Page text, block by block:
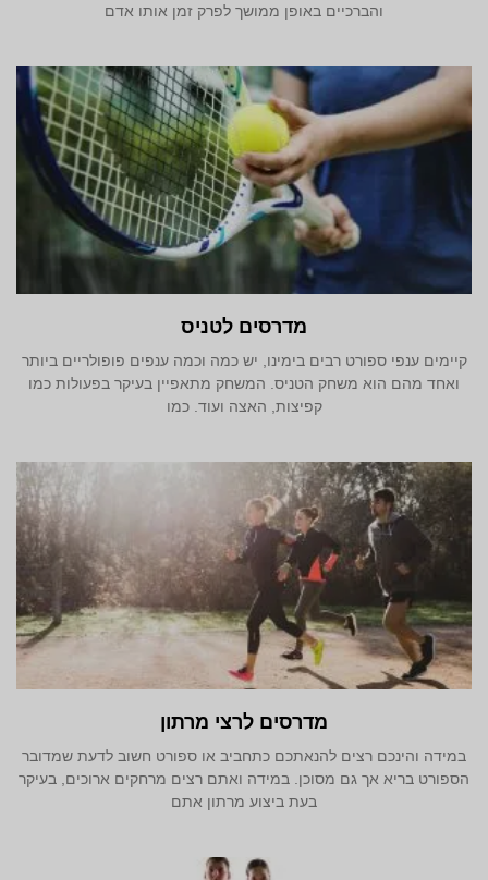
והברכיים באופן ממושך לפרק זמן אותו אדם
מדרסים לטניס
קיימים ענפי ספורט רבים בימינו, יש כמה וכמה ענפים פופולריים ביותר
ואחד מהם הוא משחק הטניס. המשחק מתאפיין בעיקר בפעולות כמו
קפיצות, האצה ועוד. כמו
מדרסים לרצי מרתון
במידה והינכם רצים להנאתכם כתחביב או ספורט חשוב לדעת שמדובר
הספורט בריא אך גם מסוכן. במידה ואתם רצים מרחקים ארוכים, בעיקר
בעת ביצוע מרתון אתם